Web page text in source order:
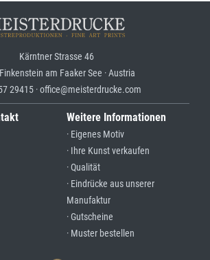
Kärntner Strasse 46
am Faaker See · Austria
29415 · office@meisterdrucke.com
Weitere Informationen
· Eigenes Motiv
· Ihre Kunst verkaufen
· Qualität
· Eindrücke aus unserer
Manufaktur
· Gutscheine
· Muster bestellen